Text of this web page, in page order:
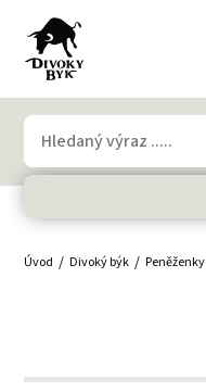
Úvod Divoký býk Peněženky